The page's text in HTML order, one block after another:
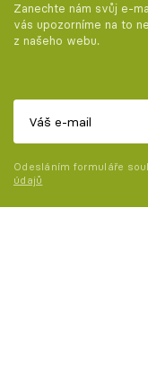
Zanechte nám svůj e-
vás upozorníme na to
z našeho webu.
Odesláním formuláře
údajů